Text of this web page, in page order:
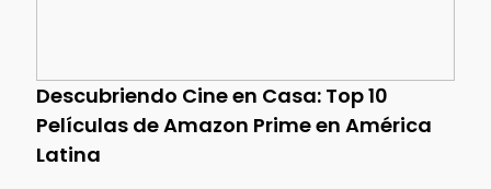
Descubriendo Cine en Casa: Top 10
Películas de Amazon Prime en América
Latina